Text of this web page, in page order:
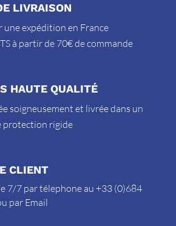
LIVRAISON
une expédition en France
à partir de 70€ de commande
HAUTE QUALITÉ
soigneusement et livrée dans un
protection rigide
CLIENT
7/7 par télephone au +33 (0)684
par Email